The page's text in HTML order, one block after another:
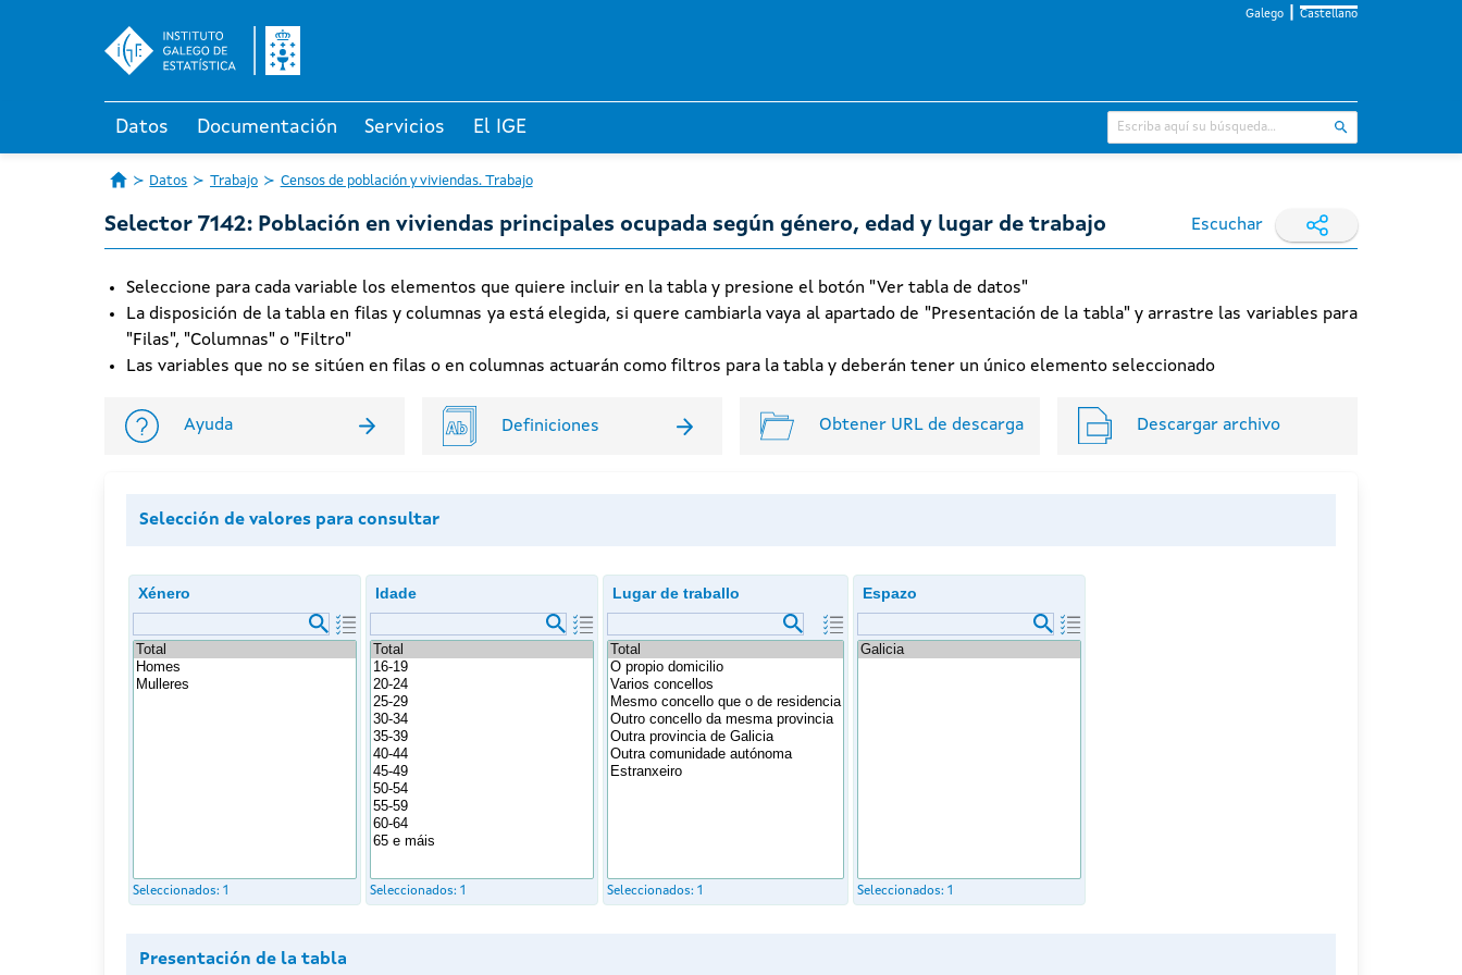
Galego Castellano
Datos Documentación Servicios El IGE
Datos Trabajo Censos de población y viviendas. Trabajo
Selector 7142: Población en viviendas principales ocupada según género, edad y lugar de trabajo Escuchar
Seleccione para cada variable los elementos que quiere incluir en la tabla y presione el botón "Ver tabla de datos"
La disposición de la tabla en filas y columnas ya está elegida, si quere cambiarla vaya al apartado de "Presentación de la tabla" y arrastre las variables para
"Filas", "Columnas" o "Filtro"
Las variables que no se sitúen en filas o en columnas actuarán como filtros para la tabla y deberán tener un único elemento seleccionado
Ayuda Definiciones Obtener URL de descarga Descargar archivo
Selección de valores para consultar
Xénero
Seleccionados: 1
Idade
Seleccionados: 1
Lugar de traballo
Seleccionados: 1
Espazo
Seleccionados: 1
Presentación de la tabla